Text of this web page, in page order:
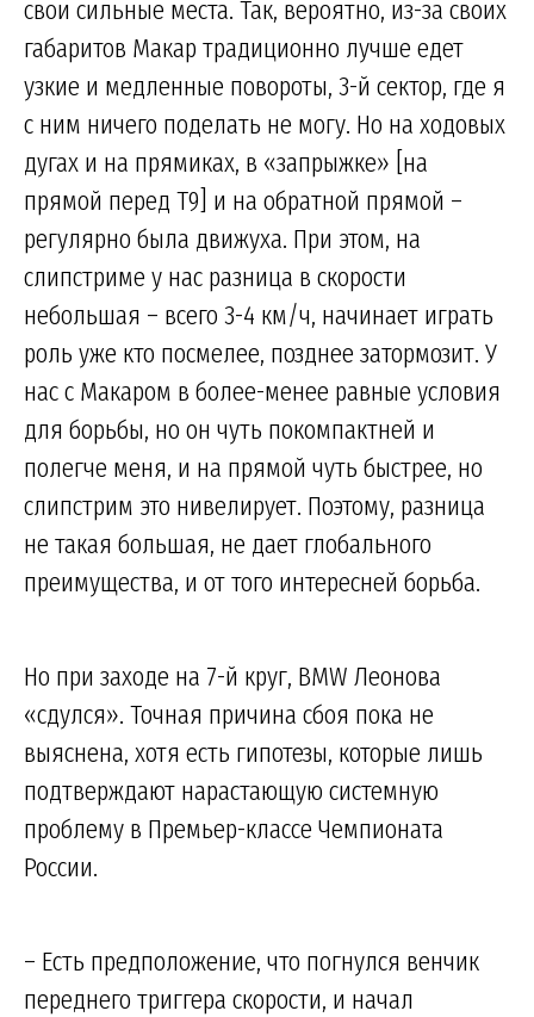
свои сильные места. Так, вероятно, из-за своих
габаритов Макар традиционно лучше едет
узкие и медленные повороты, 3-й сектор, где я
с ним ничего поделать не могу. Но на ходовых
дугах и на прямиках, в «запрыжке» [на
прямой перед Т9] и на обратной прямой –
регулярно была движуха. При этом, на
слипстриме у нас разница в скорости
небольшая – всего 3-4 км/ч, начинает играть
роль уже кто посмелее, позднее затормозит. У
нас с Макаром в более-менее равные условия
для борьбы, но он чуть покомпактней и
полегче меня, и на прямой чуть быстрее, но
слипстрим это нивелирует. Поэтому, разница
не такая большая, не дает глобального
преимущества, и от того интересней борьба.
Но при заходе на 7-й круг, BMW Леонова
«сдулся». Точная причина сбоя пока не
выяснена, хотя есть гипотезы, которые лишь
подтверждают нарастающую системную
проблему в Премьер-классе Чемпионата
России.
– Есть предположение, что погнулся венчик
переднего триггера скорости, и начал